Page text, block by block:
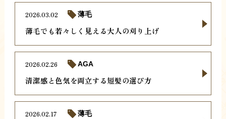
薄毛でも若々しく見える大人の刈り上げ
2026.03.02 薄毛
清潔感と色気を両立する短髪の選び方
2026.02.26 AGA
2026.02.17 薄毛